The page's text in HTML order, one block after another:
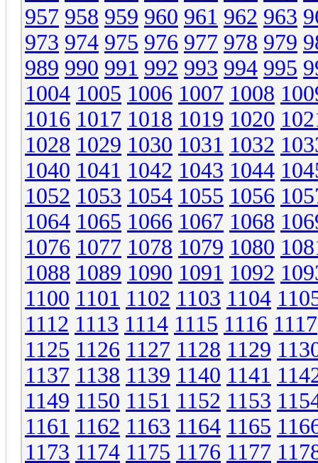
957 958 959 960 961 962 963
973 974 975 976 977 978 979
989 990 991 992 993 994 995
1004 1005 1006 1007 1008
1016 1017 1018 1019 1020
1028 1029 1030 1031 1032
1040 1041 1042 1043 1044
1052 1053 1054 1055 1056
1064 1065 1066 1067 1068
1076 1077 1078 1079 1080
1088 1089 1090 1091 1092
1100 1101 1102 1103 1104
1112 1113 1114 1115 1116 1117
1125 1126 1127 1128 1129
1137 1138 1139 1140 1141
1149 1150 1151 1152 1153
1161 1162 1163 1164 1165
1173 1174 1175 1176 1177